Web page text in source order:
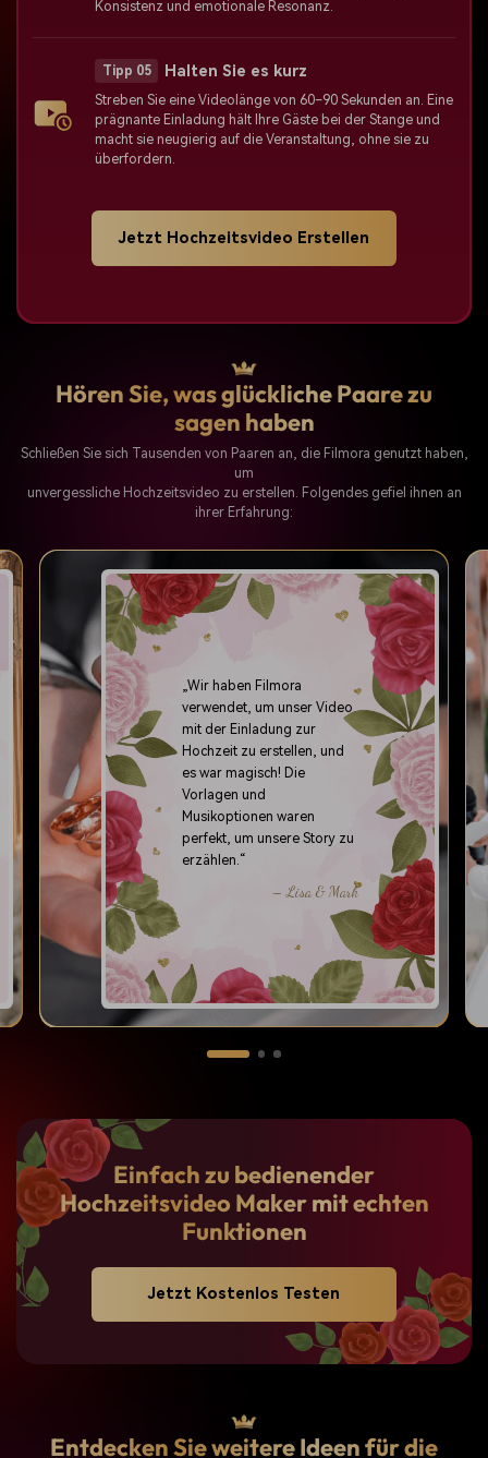
Konsistenz und emotionale Resonanz.
Tipp 05 Halten Sie es kurz
Streben Sie eine Videolänge von 60–90 Sekunden an. Eine
prägnante Einladung hält Ihre Gäste bei der Stange und
macht sie neugierig auf die Veranstaltung, ohne sie zu
überfordern.
Jetzt Hochzeitsvideo Erstellen
Hören Sie, was glückliche Paare zu
sagen haben
Schließen Sie sich Tausenden von Paaren an, die Filmora genutzt haben,
um
unvergessliche Hochzeitsvideo zu erstellen. Folgendes gefiel ihnen an
ihrer Erfahrung:
„Wir haben Filmora
verwendet, um unser Video
mit der Einladung zur
Hochzeit zu erstellen, und
es war magisch! Die
Vorlagen und
Musikoptionen waren
perfekt, um unsere Story zu
erzählen.“
– Lisa & Mark
Einfach zu bedienender
Hochzeitsvideo Makermit echten
Funktionen
Jetzt Kostenlos Testen
Entdecken Sie weitere Ideen für die